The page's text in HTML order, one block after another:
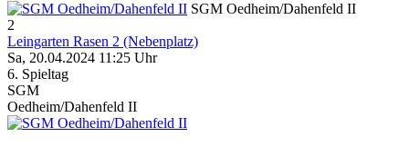
SGM Oedheim/Dahenfeld II
2
Leingarten Rasen 2 (Nebenplatz)
Sa, 20.04.2024 11:25 Uhr
6. Spieltag
SGM
Oedheim/Dahenfeld II